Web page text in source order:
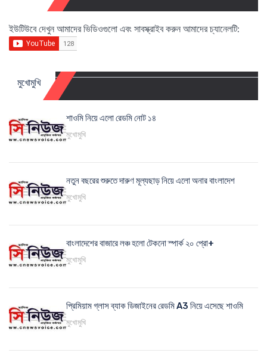
ইউটিউবে দেখুন আমাদের ভিডিওগুলো এবং সাবস্ক্রাইব করুন আমাদের চ্যানেলটি:
মুখোমুখি
শাওমি নিয়ে এলো রেডমি নোট ১৪
মুখোমুখি
নতুন বছরের শুরুতে দারুণ মূল্যছাড় নিয়ে এলো অনার বাংলাদেশ
মুখোমুখি
বাংলাদেশের বাজারে লঞ্চ হলো টেকনো স্পার্ক ২০ প্রো+
মুখোমুখি
প্রিমিয়াম গ্লাস ব্যাক ডিজাইনের রেডমি A3 নিয়ে এসেছে শাওমি
মুখোমুখি